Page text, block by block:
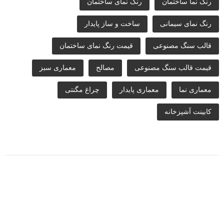
رنگ نمای سیمانی ساخت و ساز پایدار
قالب سنگ مصنوعی قیمت رنگ نمای ساختمان
قیمت قالب سنگ مصنوعی مصالح معماری سبز
معماری نما معماری پایدار چراغ مگنتی
کابینت آشپزخانه